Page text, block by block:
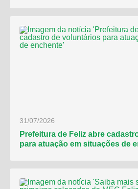
31/07/2026
Prefeitura de Feliz abre
para atuação em situações de